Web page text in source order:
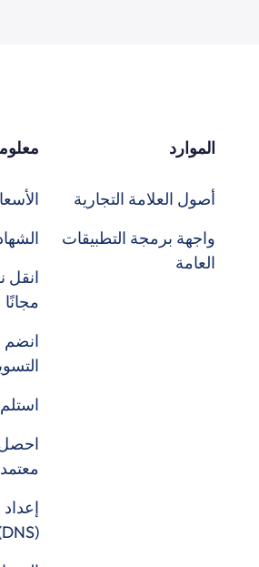
انقل
مجانًا
انضم
(DNS)
الموارد
أصول العلامة التجارية
واجهة برمجة التطبيقات
العامة